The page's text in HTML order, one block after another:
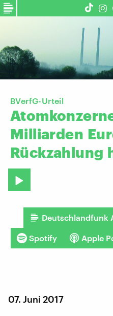
BVerfG-Urteil
Milliarden
Rückzahlung
Deutschlandfunk
Spotify Apple
07. Juni 2017